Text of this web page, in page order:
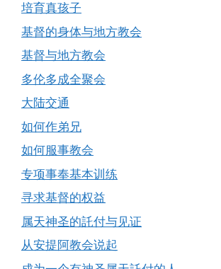
培育真孩子
基督的身体与地方教会
基督与地方教会
多伦多成全聚会
大陆交通
如何作弟兄
如何服事教会
专项事奉基本训练
寻求基督的权益
属天神圣的託付与见证
从安提阿教会说起